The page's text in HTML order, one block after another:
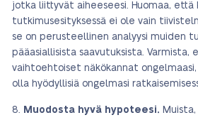
jotka liittyvät aiheeseesi. Huomaa, että
tutkimusesityksessä ei ole vain
se on perusteellinen analyysi muiden
pääasiallisista saavutuksista. Varmista,
vaihtoehtoiset näkökannat
olla hyödyllisiä ongelmasi
Muodosta hyvä hypoteesi.